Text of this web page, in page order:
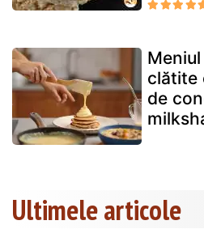
clătite
de
Ultimele articole